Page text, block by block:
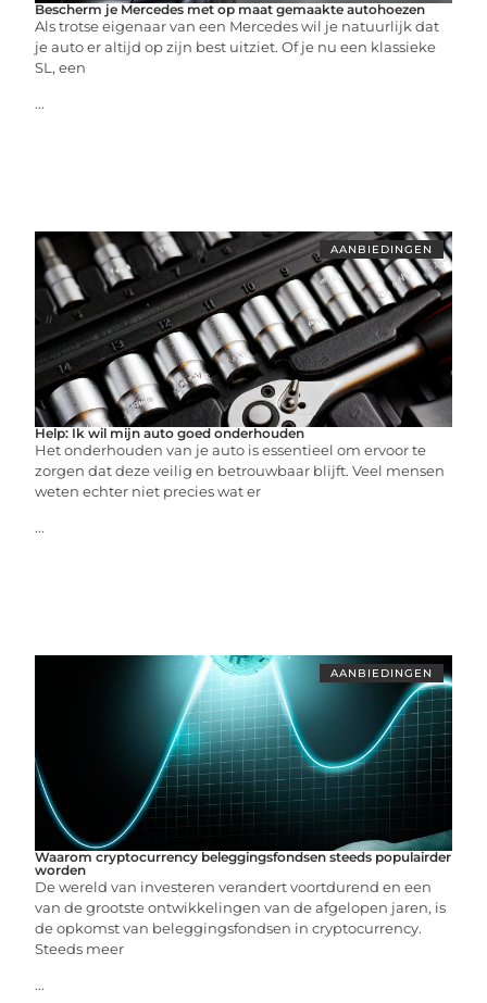
Bescherm je Mercedes met op maat gemaakte autohoezen
Als trotse eigenaar van een Mercedes wil je natuurlijk dat
je auto er altijd op zijn best uitziet. Of je nu een klassieke
SL, een
...
AANBIEDINGEN
Help: Ik wil mijn auto goed onderhouden
Het onderhouden van je auto is essentieel om ervoor te
zorgen dat deze veilig en betrouwbaar blijft. Veel mensen
weten echter niet precies wat er
...
AANBIEDINGEN
Waarom cryptocurrency beleggingsfondsen steeds populairder
worden
De wereld van investeren verandert voortdurend en een
van de grootste ontwikkelingen van de afgelopen jaren, is
de opkomst van beleggingsfondsen in cryptocurrency.
Steeds meer
...